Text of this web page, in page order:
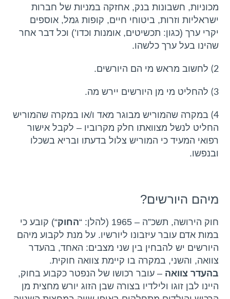
מכוניות, חשבונות בנק, אחזקה במניות של חברות
ישראליות וזרות, ביטוחי חיים, קופות גמל, אוספים
יקרי ערך (כגון: תכשיטים, אומנות וכדו’) וכל דבר אחר
שהינו בעל ערך כלשהו.
2) לחשוב מראש מי הם היורשים.
3) להחליט מי מן היורשים יירש מה.
4) במקרה שהמוריש מבוגר מאד ו/או במקרה שהמוריש
החליט לנשל מצוואתו חלק מקרוביו – לקבל אישור
רפואי המעיד כי המוריש צלול בדעתו ובריא בשכלו
ובנפשו.
מיהם היורשים?
חוק הירושה, תשכ”ה – 1965 (להלן: “ החוק“) קובע כי
במות אדם עובר עיזבונו ליורשיו. על מנת לקבוע מיהם
היורשים יש להבחין בין שני מצבים: האחד, בהעדר
צוואה, והשני, במקרה בו קיימת צוואה חוקית.
בהעדר צוואה – עובר רכושו של הנפטר כקבוע בחוק,
היינו לבן זוגו ולילדיו בצורה שבן הזוג יורש מחצית מן